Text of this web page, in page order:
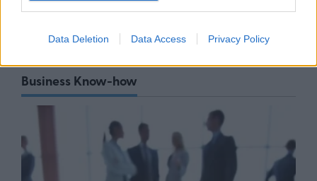
Data Deletion Data Access Privacy Policy
Business Know-how